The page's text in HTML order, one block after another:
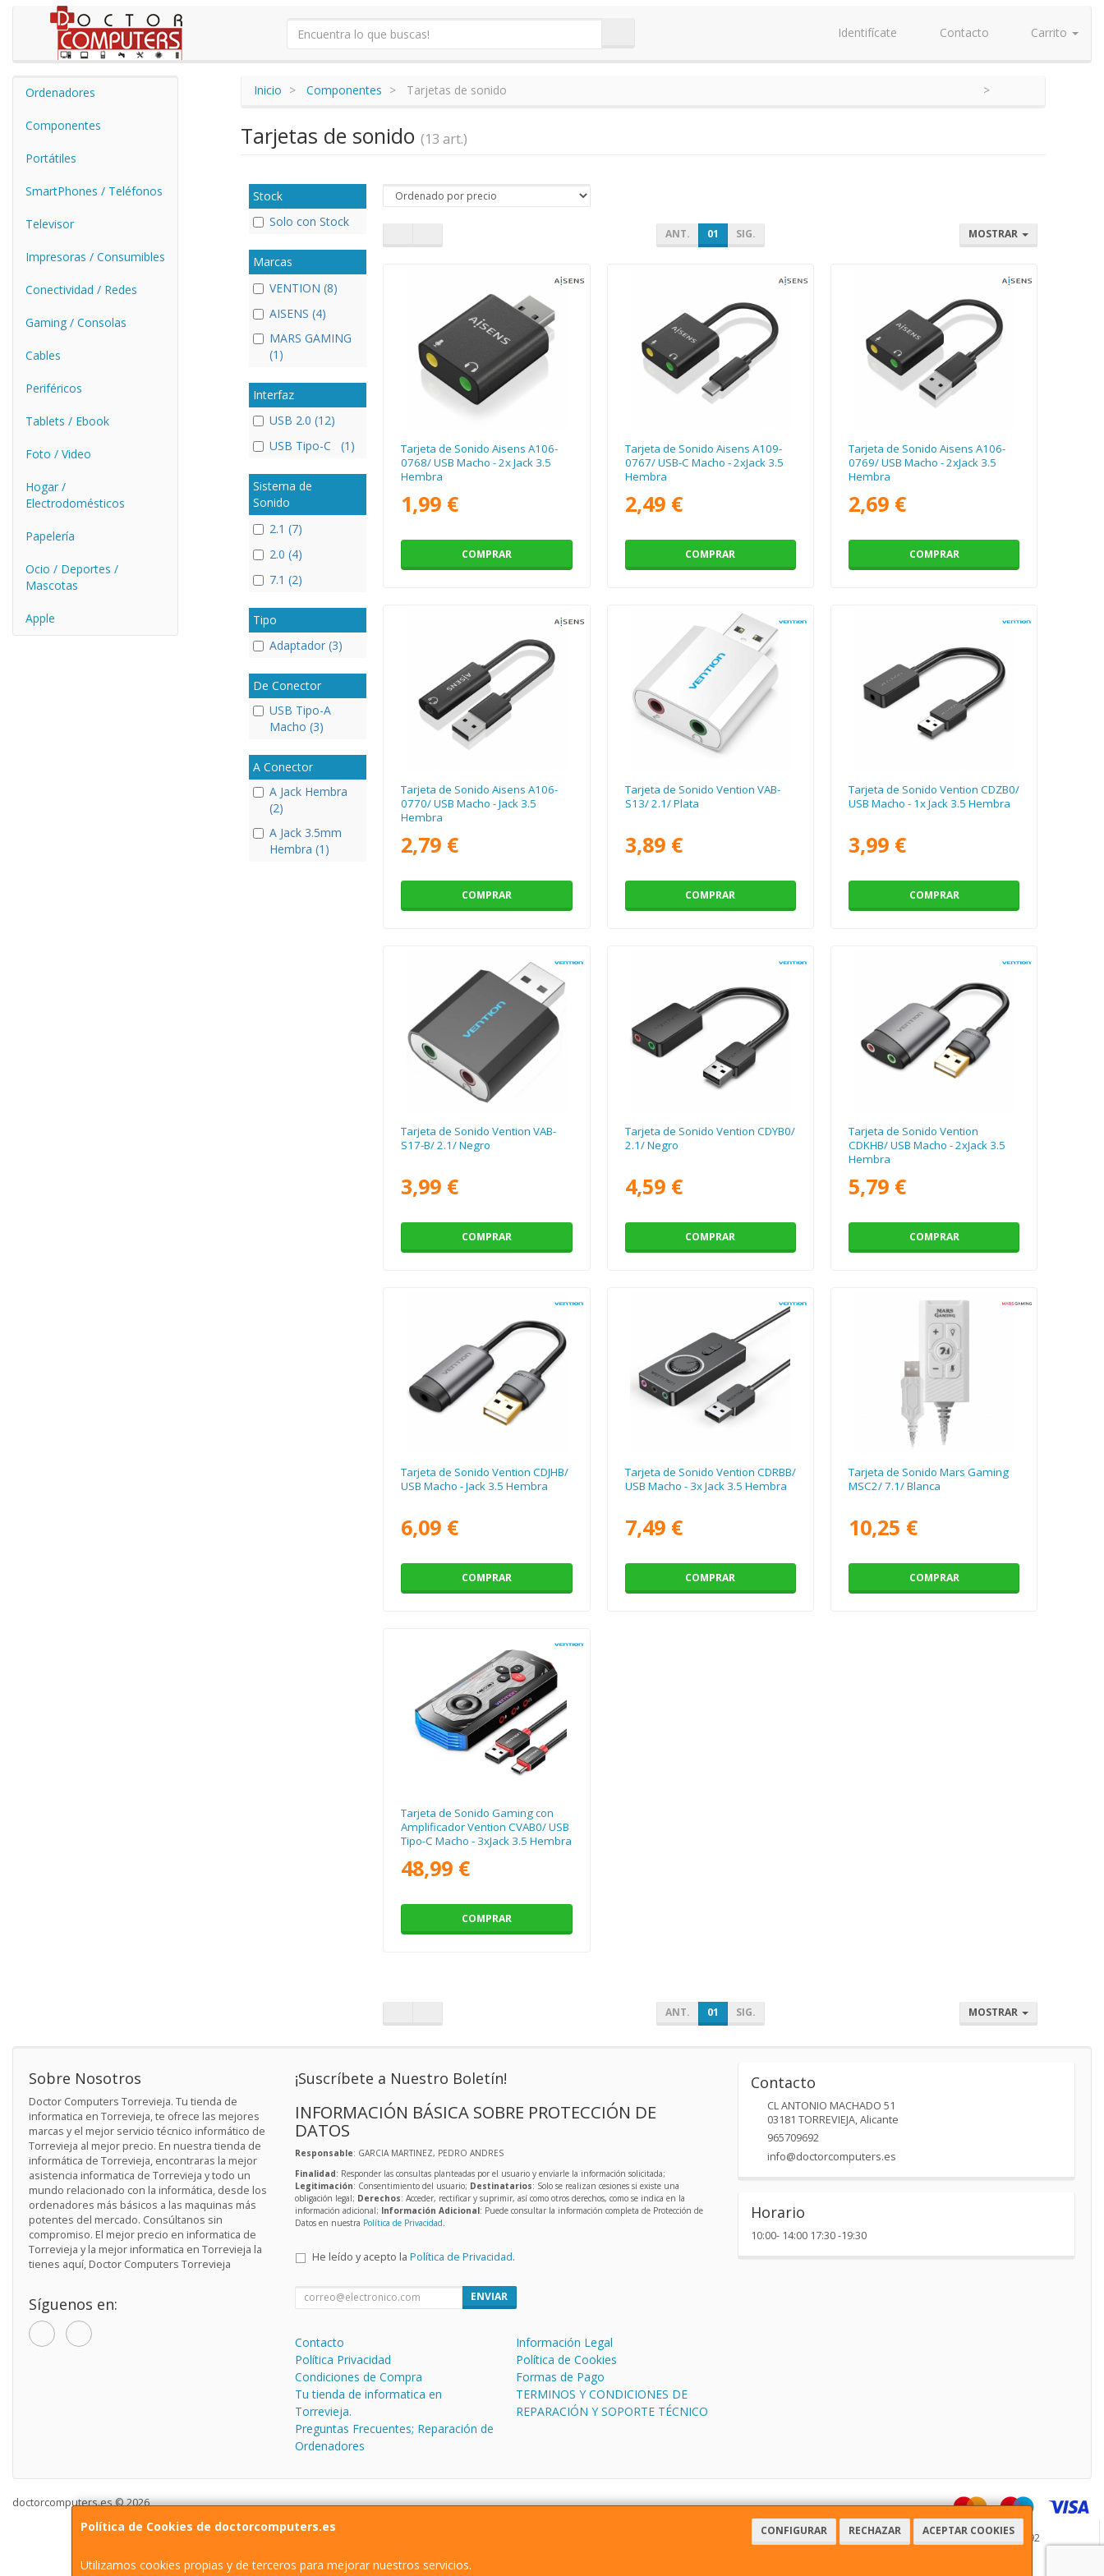
Identifícate Contacto Carrito
Ordenadores
Componentes
Portátiles
SmartPhones / Teléfonos
Televisor
Impresoras / Consumibles
Conectividad / Redes
Gaming / Consolas
Cables
Periféricos
Tablets / Ebook
Foto / Video
Hogar /
Electrodomésticos
Papelería
Ocio / Deportes /
Mascotas
Apple
Inicio Componentes Tarjetas de sonido
Tarjetas de sonido (13 art.)
Stock
Solo con Stock
Marcas
VENTION (8)
AISENS (4)
MARS GAMING
(1)
Interfaz
USB 2.0 (12)
USB Tipo-C (1)
Sistema de
Sonido
2.1 (7)
2.0 (4)
7.1 (2)
Tipo
Adaptador (3)
De Conector
USB Tipo-A
Macho (3)
A Conector
A Jack Hembra
(2)
A Jack 3.5mm
Hembra (1)
ANT. 01 SIG. MOSTRAR
Tarjeta de Sonido Aisens A106-
0768/ USB Macho - 2x Jack 3.5
Hembra
1,99 €
COMPRAR
Tarjeta de Sonido Aisens A109-
0767/ USB-C Macho - 2xJack 3.5
Hembra
2,49 €
COMPRAR
Tarjeta de Sonido Aisens A106-
0769/ USB Macho - 2xJack 3.5
Hembra
2,69 €
COMPRAR
Tarjeta de Sonido Aisens A106-
0770/ USB Macho - Jack 3.5
Hembra
2,79 €
COMPRAR
Tarjeta de Sonido Vention VAB-
S13/ 2.1/ Plata
3,89 €
COMPRAR
Tarjeta de Sonido Vention CDZB0/
USB Macho - 1x Jack 3.5 Hembra
3,99 €
COMPRAR
Tarjeta de Sonido Vention VAB-
S17-B/ 2.1/ Negro
3,99 €
COMPRAR
Tarjeta de Sonido Vention CDYB0/
2.1/ Negro
4,59 €
COMPRAR
Tarjeta de Sonido Vention
CDKHB/ USB Macho - 2xJack 3.5
Hembra
5,79 €
COMPRAR
Tarjeta de Sonido Vention CDJHB/
USB Macho - Jack 3.5 Hembra
6,09 €
COMPRAR
Tarjeta de Sonido Vention CDRBB/
USB Macho - 3x Jack 3.5 Hembra
7,49 €
COMPRAR
Tarjeta de Sonido Mars Gaming
MSC2/ 7.1/ Blanca
10,25 €
COMPRAR
Tarjeta de Sonido Gaming con
Amplificador Vention CVAB0/ USB
Tipo-C Macho - 3xJack 3.5 Hembra
48,99 €
COMPRAR
ANT. 01 SIG. MOSTRAR
Política de Cookies de doctorcomputers.es CONFIGURAR RECHAZAR ACEPTAR COOKIES
Utilizamos cookies propias y de terceros para mejorar nuestros servicios.
Sobre Nosotros
Doctor Computers Torrevieja. Tu tienda de
informatica en Torrevieja, te ofrece las mejores
marcas y el mejor servicio técnico informático de
Torrevieja al mejor precio. En nuestra tienda de
informática de Torrevieja, encontraras la mejor
asistencia informatica de Torrevieja y todo un
mundo relacionado con la informática, desde los
ordenadores más básicos a las maquinas más
potentes del mercado. Consúltanos sin
compromiso. El mejor precio en informatica de
Torrevieja y la mejor informatica en Torrevieja la
tienes aquí, Doctor Computers Torrevieja
Síguenos en:
¡Suscríbete a Nuestro Boletín!
INFORMACIÓN BÁSICA SOBRE PROTECCIÓN DE
DATOS
Responsable: GARCIA MARTINEZ, PEDRO ANDRES
Finalidad: Responder las consultas planteadas por el usuario y enviarle la información solicitada;
Legitimación: Consentimiento del usuario; Destinatarios: Solo se realizan cesiones si existe una
obligación legal; Derechos: Acceder, rectificar y suprimir, así como otros derechos, como se indica en la
información adicional; Información Adicional: Puede consultar la información completa de Protección de
Datos en nuestra Política de Privacidad.
He leído y acepto la Política de Privacidad.
ENVIAR
Contacto
Información Legal
Política Privacidad
Política de Cookies
Condiciones de Compra
Formas de Pago
Tu tienda de informatica en
Torrevieja.
TERMINOS Y CONDICIONES DE
REPARACIÓN Y SOPORTE TÉCNICO
Preguntas Frecuentes; Reparación de
Ordenadores
Contacto
CL ANTONIO MACHADO 51
03181 TORREVIEJA,Alicante
965709692
info@doctorcomputers.es
Horario
10:00- 14:00 17:30 -19:30
doctorcomputers.es © 2026
CL Antonio Machado 51, 03181, Alicante, España. - C.I.F.: 29016123J - Tfno: 965709692